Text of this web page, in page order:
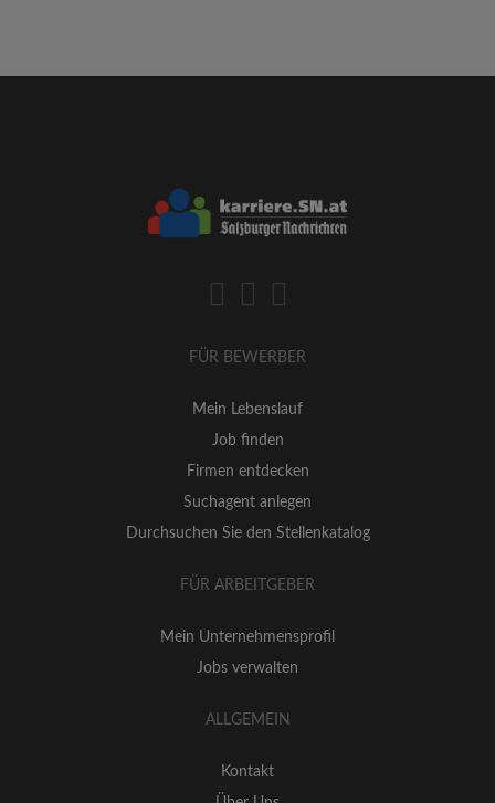
FÜR BEWERBER
Mein Lebenslauf
Job finden
Firmen entdecken
Suchagent anlegen
Durchsuchen Sie den Stellenkatalog
FÜR ARBEITGEBER
Mein Unternehmensprofil
Jobs verwalten
ALLGEMEIN
Kontakt